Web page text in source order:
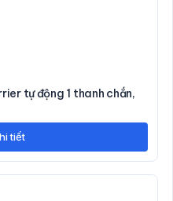
tự động 1 thanh chắn,
tiết